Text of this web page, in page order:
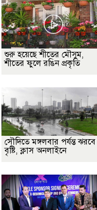
শুরু হয়েছে শীতের মৌসুম,
শীতের ফুলে রঙিন প্রকৃতি
সৌদিতে মঙ্গলবার পর্যন্ত ঝরবে
বৃষ্টি, ক্লাস অনলাইনে